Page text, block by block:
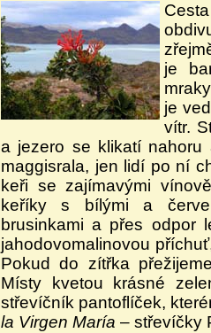
je
je
vítr.
a jezero se klikatí nahoru
maggisrala, jen lidí po ní
keři se zajímavými
keříky s bílými a
brusinkami a přes odpor
jahodovomalinovou
Pokud do zítřka
Místy kvetou krásné
střevíčník pantoflíček,
la Virgen María – střevíčky